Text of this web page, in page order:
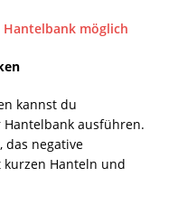
kannst du
ausführen.
das negative
kurzen Hanteln und